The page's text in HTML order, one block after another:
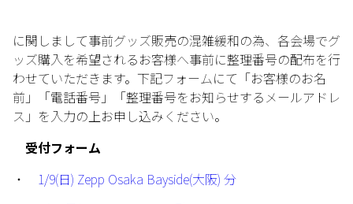
に関しまして事前グッズ販売の混雑緩和の為、各会場でグ
ッズ購入を希望されるお客様へ事前に整理番号の配布を行
わせていただきます。下記フォームにて「お客様のお名
前」「電話番号」「整理番号をお知らせするメールアドレ
ス」を入力の上お申し込みください。
受付フォーム
・
1/9(日) Zepp Osaka Bayside(大阪) 分